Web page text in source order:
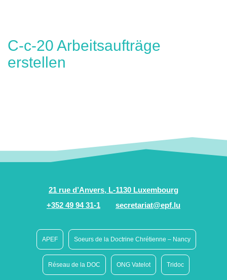
C-c-20 Arbeitsaufträge
erstellen
21 rue d’Anvers, L-1130 Luxembourg
+352 49 94 31-1
secretariat@epf.lu
APEF Soeurs de la Doctrine Chrétienne – Nancy
Réseau de la DOC ONG Vatelot Tridoc